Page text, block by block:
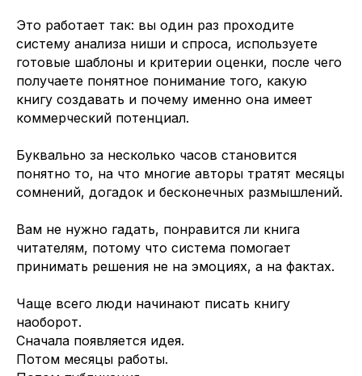
Это работает так: вы один раз проходите
систему анализа ниши и спроса, используете
готовые шаблоны и критерии оценки, после чего
получаете понятное понимание того, какую
книгу создавать и почему именно она имеет
коммерческий потенциал.
Буквально за несколько часов становится
понятно то, на что многие авторы тратят месяцы
сомнений, догадок и бесконечных размышлений.
Вам не нужно гадать, понравится ли книга
читателям, потому что система помогает
принимать решения не на эмоциях, а на фактах.
Чаще всего люди начинают писать книгу
наоборот.
Сначала появляется идея.
Потом месяцы работы.